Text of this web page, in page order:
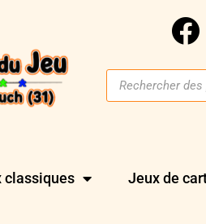
classiques Jeux de